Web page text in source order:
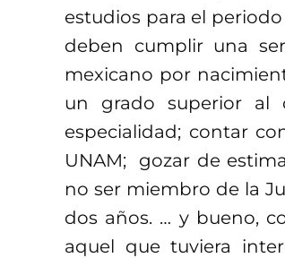
estudios para el
deben cumplir una
mexicano por
un grado superior al
especialidad; contar
UNAM; gozar de
no ser miembro de la
dos años. … y bueno,
aquel que tuviera